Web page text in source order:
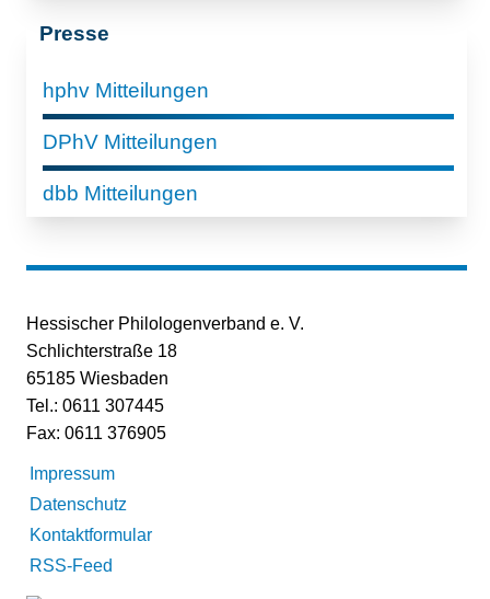
Presse
hphv Mitteilungen
DPhV Mitteilungen
dbb Mitteilungen
Hessischer Philologenverband e. V.
Schlichterstraße 18
65185 Wiesbaden
Tel.: 0611 307445
Fax: 0611 376905
Impressum
Datenschutz
Kontaktformular
RSS-Feed